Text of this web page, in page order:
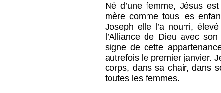
Né d’une femme, Jésus
mère comme tous les
Joseph elle l’a nourri,
l’Alliance de Dieu avec
signe de cette
autrefois le premier janvier.
corps, dans sa chair, dans
toutes les femmes.